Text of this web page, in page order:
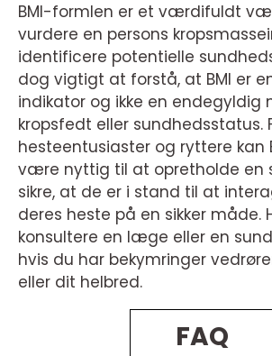
BMI-formlen er et værdifuldt
vurdere en persons
identificere potentielle
dog vigtigt at forstå, at BMI er
indikator og ikke en endegyldig
kropsfedt eller sundhedsstatus.
hesteentusiaster og ryttere kan
være nyttig til at opretholde en
sikre, at de er i stand til at
deres heste på en sikker måde.
konsultere en læge eller en
hvis du har bekymringer
eller dit helbred.
FAQ